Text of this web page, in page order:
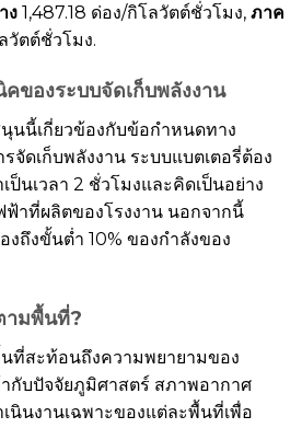
ง1,487.18 ด่อง/กิโลวัตต์ชั่วโมง, ภาค
วัตต์ชั่วโมง.
ของระบบจัดเก็บพลังงาน
นนี้เกี่ยวข้องกับข้อกำหนดทาง
จัดเก็บพลังงาน ระบบแบตเตอรี่ต้อง
ป็นเวลา 2 ชั่วโมงและคิดเป็นอย่าง
าที่ผลิตของโรงงาน นอกจากนี้
งถึงขั้นต่ำ 10% ของกำลังของ
ามพื้นที่?
ที่สะท้อนถึงความพยายามของ
กับปัจจัยภูมิศาสตร์ สภาพอากาศ
นินงานเฉพาะของแต่ละพื้นที่เพื่อ